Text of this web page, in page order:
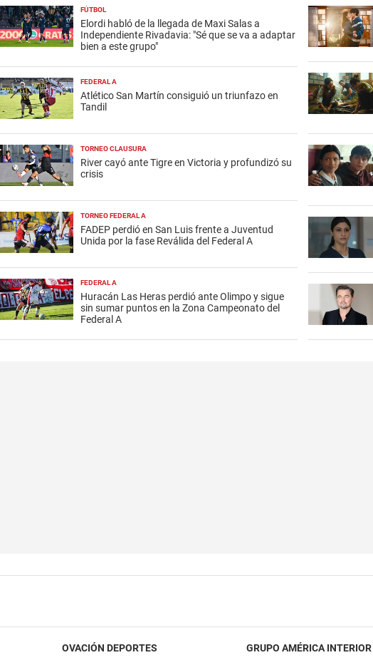
FÚTBOL
Elordi habló de la llegada de Maxi Salas a
Independiente Rivadavia: "Sé que se va a adaptar
bien a este grupo"
FEDERAL A
Atlético San Martín consiguió un triunfazo en
Tandil
TORNEO CLAUSURA
River cayó ante Tigre en Victoria y profundizó su
crisis
TORNEO FEDERAL A
FADEP perdió en San Luis frente a Juventud
Unida por la fase Reválida del Federal A
FEDERAL A
Huracán Las Heras perdió ante Olimpo y sigue
sin sumar puntos en la Zona Campeonato del
Federal A
OVACIÓN DEPORTES GRUPO AMÉRICA INTERIOR